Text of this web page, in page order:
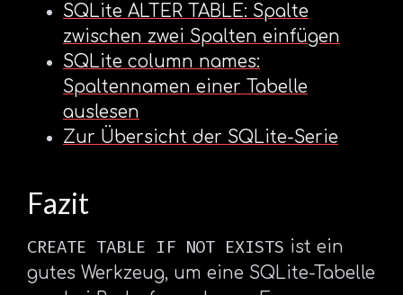
SQLite ALTER TABLE: Spalte
zwischen zwei Spalten einfügen
SQLite column names:
Spaltennamen einer Tabelle
auslesen
Zur Übersicht der SQLite-Serie
Fazit
CREATE TABLE IF NOT EXISTS ist ein
gutes Werkzeug, um eine SQLite-Tabelle